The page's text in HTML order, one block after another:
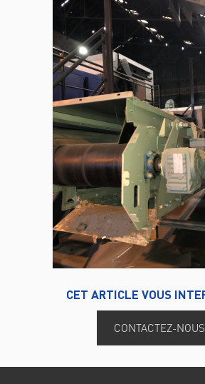
CET ARTICLE VOUS
CONTACTEZ-NOUS